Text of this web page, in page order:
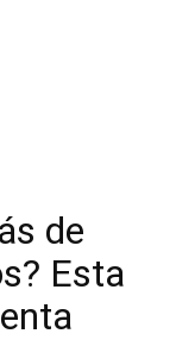
de
Esta